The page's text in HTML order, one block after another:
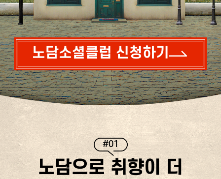
노담소셜클럽 신청하기
#01
노담으로 취향이 더